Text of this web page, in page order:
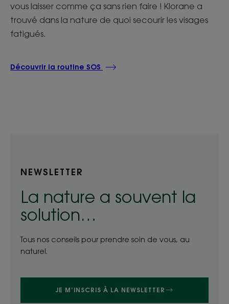
vous laisser comme ça sans rien faire ! Klorane a
trouvé dans la nature de quoi secourir les visages
fatigués.
Découvrir la routine SOS
NEWSLETTER
La nature a souvent la
solution…
Tous nos conseils pour prendre soin de vous, au
naturel.
JE M’INSCRIS À LA NEWSLETTER